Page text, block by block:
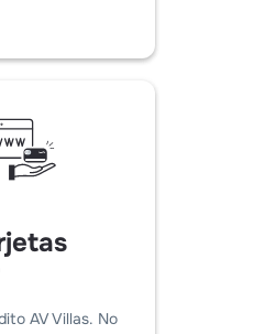
AV Villas. No